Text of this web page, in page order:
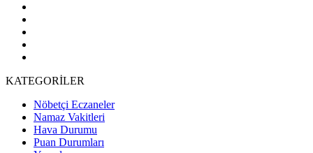
KATEGORİLER
Nöbetçi Eczaneler
Namaz Vakitleri
Hava Durumu
Puan Durumları